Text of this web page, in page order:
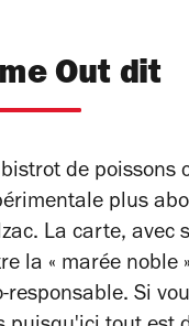
Out dit
de poissons
plus
La carte, avec
la « marée noble
responsable. Si